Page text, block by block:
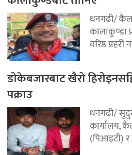
धनगढी/
कालाकुण्डा
वरिष्ठ प्रहरी
डोकेबजारबाट खैरो
पक्राउ
धनगढी/
कार्यालय,
(पिआइटी) र